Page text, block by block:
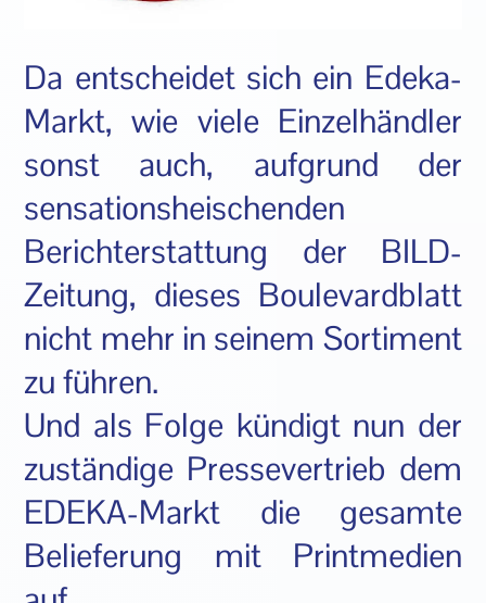
Da entscheidet sich ein Edeka-
Markt, wie viele Einzelhändler
sonst auch, aufgrund der
sensationsheischenden
Berichterstattung der BILD-
Zeitung, dieses Boulevardblatt
nicht mehr in seinem Sortiment
zu führen.
Und als Folge kündigt nun der
zuständige Pressevertrieb dem
EDEKA-Markt die gesamte
Belieferung mit Printmedien